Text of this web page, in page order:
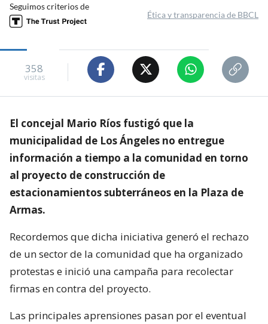
Seguimos criterios de
Ética y transparencia de BBCL
358
visitas
El concejal Mario Ríos fustigó que la
municipalidad de Los Ángeles no entregue
información a tiempo a la comunidad en torno
al proyecto de construcción de
estacionamientos subterráneos en la Plaza de
Armas.
Recordemos que dicha iniciativa generó el rechazo
de un sector de la comunidad que ha organizado
protestas e inició una campaña para recolectar
firmas en contra del proyecto.
Las principales aprensiones pasan por el eventual